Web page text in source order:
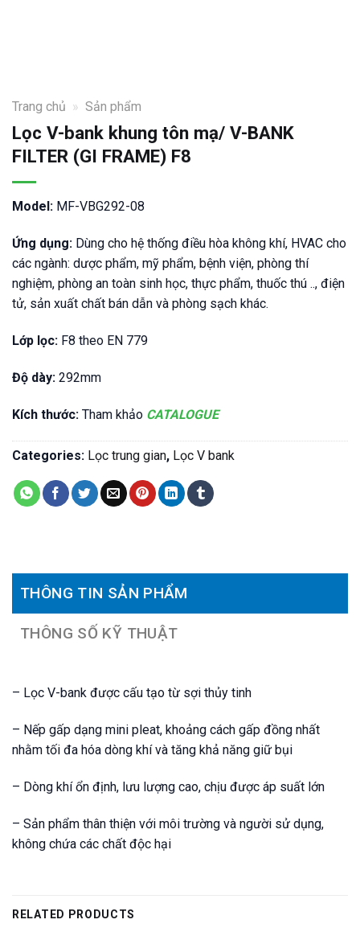
Trang chủ » Sản phẩm
Lọc V-bank khung tôn mạ/ V-BANK
FILTER (GI FRAME) F8
Model: MF-VBG292-08
Ứng dụng: Dùng cho hệ thống điều hòa không khí, HVAC cho
các ngành: dược phẩm, mỹ phẩm, bệnh viện, phòng thí
nghiệm, phòng an toàn sinh học, thực phẩm, thuốc thú .., điện
tử, sản xuất chất bán dẫn và phòng sạch khác.
Lớp lọc: F8 theo EN 779
Độ dày: 292mm
Kích thước: Tham khảo CATALOGUE
Categories: Lọc trung gian, Lọc V bank
THÔNG TIN SẢN PHẨM
THÔNG SỐ KỸ THUẬT
– Lọc V-bank được cấu tạo từ sợi thủy tinh
– Nếp gấp dạng mini pleat, khoảng cách gấp đồng nhất
nhằm tối đa hóa dòng khí và tăng khả năng giữ bụi
– Dòng khí ổn định, lưu lượng cao, chịu được áp suất lớn
– Sản phẩm thân thiện với môi trường và người sử dụng,
không chứa các chất độc hại
RELATED PRODUCTS